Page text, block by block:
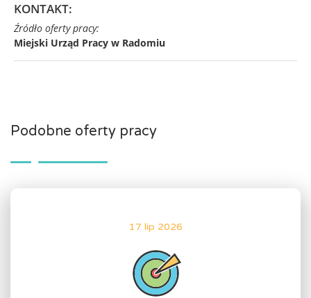
KONTAKT:
Źródło oferty pracy:
Miejski Urząd Pracy w Radomiu
Podobne oferty pracy
17 lip 2026